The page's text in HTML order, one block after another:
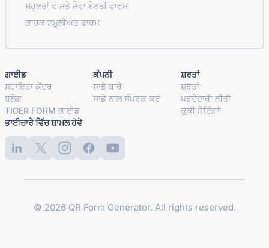
ਸਹੂਲਤਾਂ ਵਾਸਤੇ ਸੇਵਾ ਬੇਨਤੀ ਫਾਰਮ
ਗਾਹਕ ਸ਼ਮੂਲੀਅਤ ਫਾਰਮ
ਭਾਈਚਾਰੇ ਵਿੱਚ ਸ਼ਾਮਲ ਹੋਵੋ
ਗਾਈਡ
ਸਹਾਇਤਾ ਕੇਂਦਰ
ਬਲੌਗ
TIGER FORM ਗਾਈਡ
ਕੰਪਨੀ
ਸਾਡੇ ਬਾਰੇ
ਸਾਡੇ ਨਾਲ ਸੰਪਰਕ ਕਰੋ
ਸ਼ਰਤਾਂ
ਸ਼ਰਤਾਂ
ਪਰਦੇਦਾਰੀ ਨੀਤੀ
ਕੁਕੀ ਸੈਟਿੰਗਾਂ
© 2026 QR Form Generator. All rights reserved.